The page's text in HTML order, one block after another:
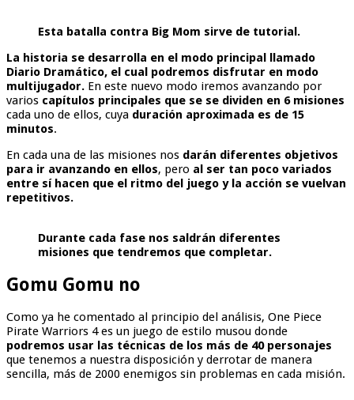
Esta batalla contra Big Mom sirve de tutorial.
La historia se desarrolla en el modo principal llamado
Diario Dramático, el cual podremos disfrutar en modo
multijugador. En este nuevo modo iremos avanzando por
varios capítulos principales que se se dividen en 6 misiones
cada uno de ellos, cuya duración aproximada es de 15
minutos.
En cada una de las misiones nos darán diferentes objetivos
para ir avanzando en ellos, pero al ser tan poco variados
entre sí hacen que el ritmo del juego y la acción se vuelvan
repetitivos.
Durante cada fase nos saldrán diferentes
misiones que tendremos que completar.
Gomu Gomu no
Como ya he comentado al principio del análisis, One Piece
Pirate Warriors 4 es un juego de estilo musou donde
podremos usar las técnicas de los más de 40 personajes
que tenemos a nuestra disposición y derrotar de manera
sencilla, más de 2000 enemigos sin problemas en cada misión.